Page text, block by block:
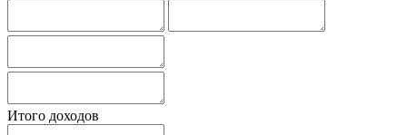
Итого доходов